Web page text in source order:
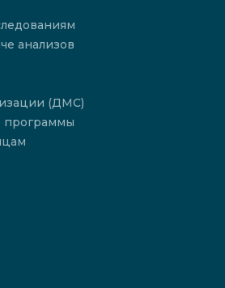
анализов
(ДМС)
программы